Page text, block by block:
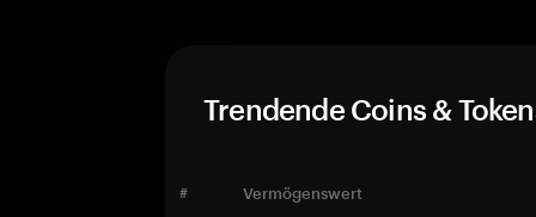
Trendende Coins &
# Vermögenswert